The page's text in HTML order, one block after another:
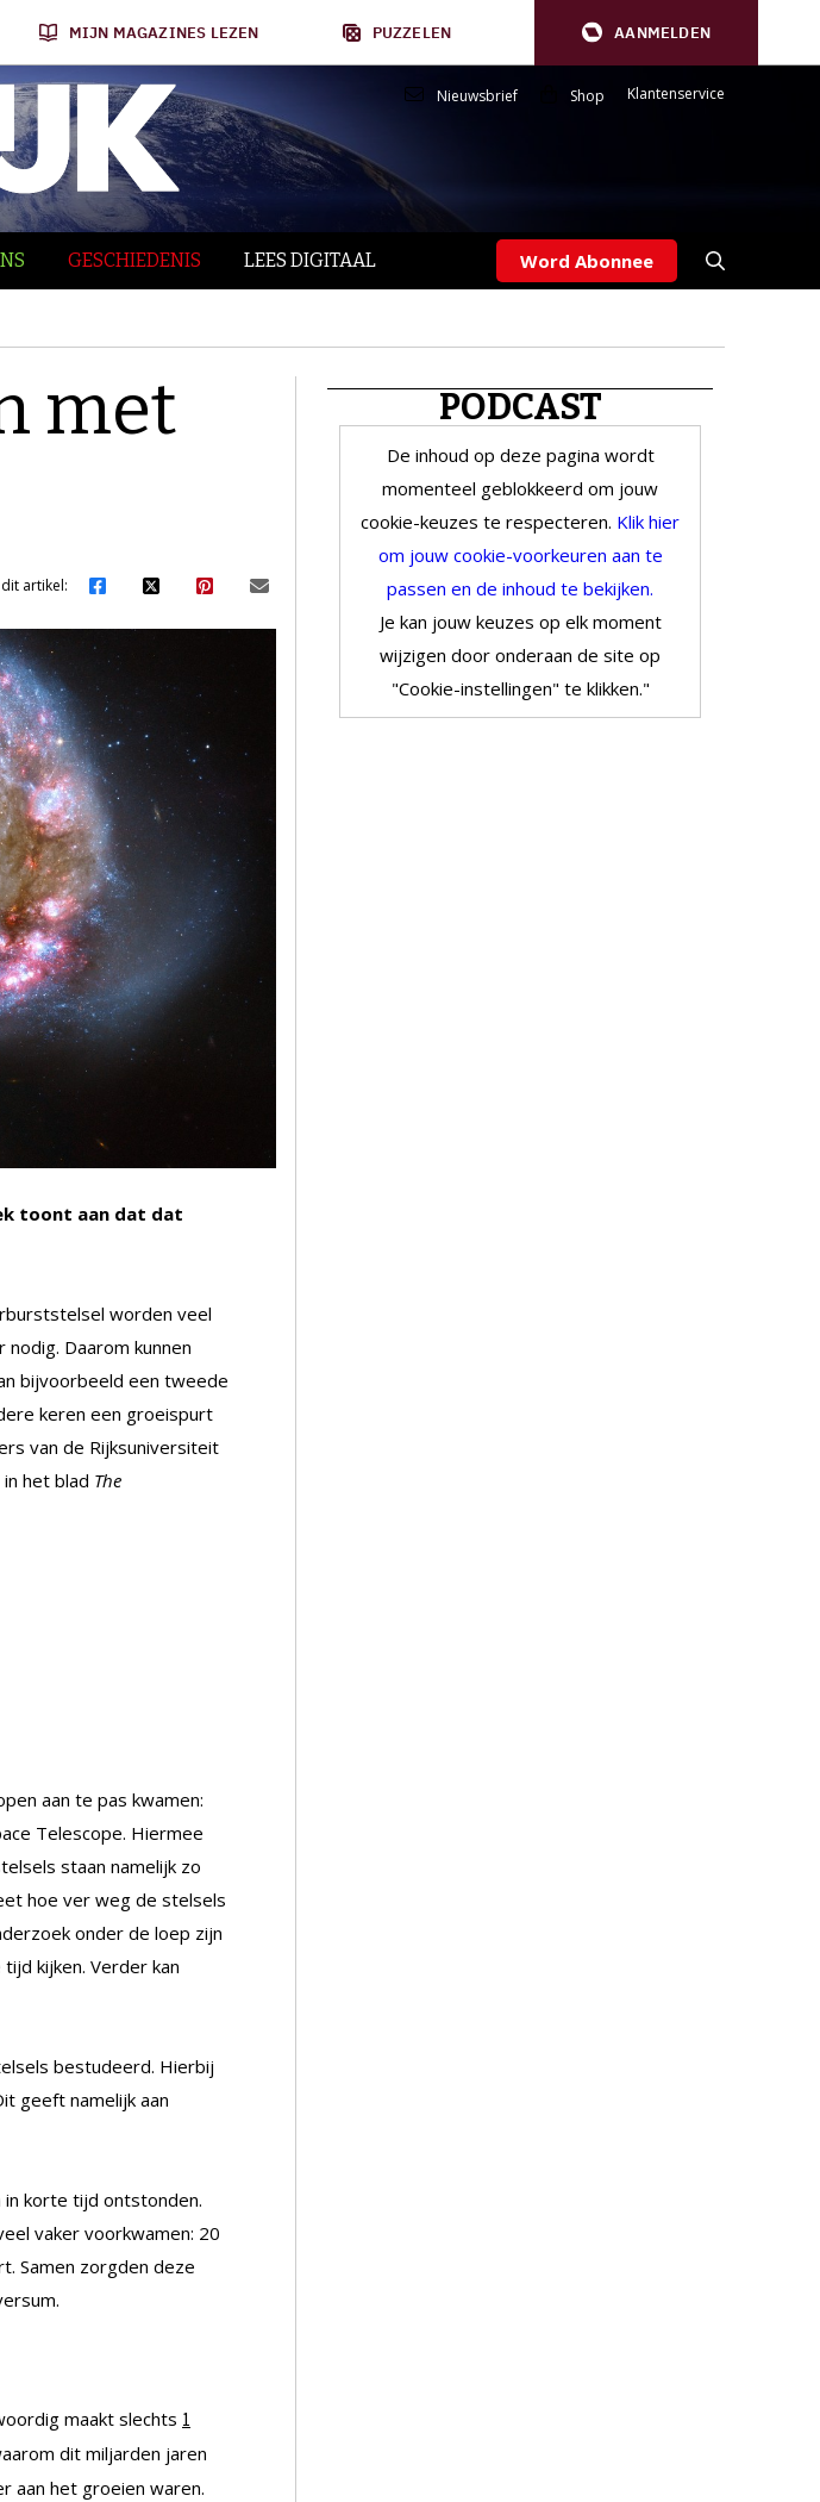
MIJN MAGAZINES LEZEN PUZZELEN AANMELDEN
Nieuwsbrief Shop Klantenservice
GESCHIEDENIS LEES DIGITAAL Word Abonnee
met
artikel:
toont aan dat dat
worden veel
Daarom kunnen
bijvoorbeeld een tweede
keren een groeispurt
van de Rijksuniversiteit
het blad The
aan te pas kwamen:
Telescope. Hiermee
staan namelijk zo
hoe ver weg de stelsels
onder de loep zijn
kijken. Verder kan
bestudeerd. Hierbij
geeft namelijk aan
korte tijd ontstonden.
vaker voorkwamen: 20
Samen zorgden deze
maakt slechts 1
dit miljarden jaren
aan het groeien waren.
PODCAST
De inhoud op deze pagina wordt
momenteel geblokkeerd om jouw
cookie-keuzes te respecteren. Klik hier
om jouw cookie-voorkeuren aan te
passen en de inhoud te bekijken.
Je kan jouw keuzes op elk moment
wijzigen door onderaan de site op
"Cookie-instellingen" te klikken."